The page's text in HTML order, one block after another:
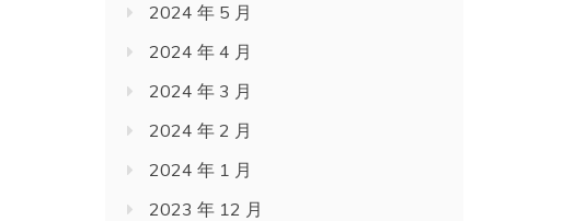
2024 年 5 月
2024 年 4 月
2024 年 3 月
2024 年 2 月
2024 年 1 月
2023 年 12 月